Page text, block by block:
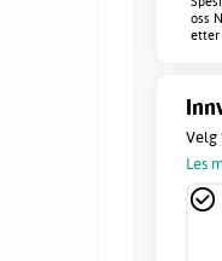
oss
etter
Velg
Les